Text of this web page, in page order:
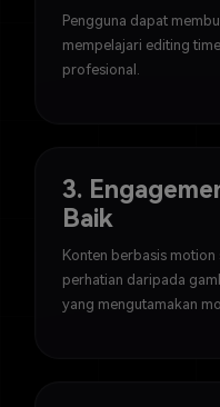
Pengguna dapat
mempelajari editing
profesional.
3.
Baik
Konten berbasis
perhatian daripada
yang mengutamakan